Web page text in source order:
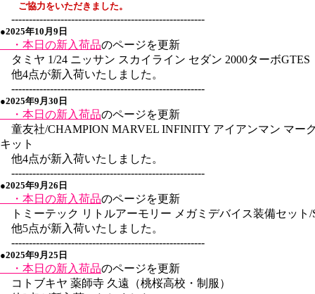
ご協力をいただきました。
-------------------------------------------------------
●2025年10月9日
・本日の新入荷品のページを更新
タミヤ 1/24 ニッサン スカイライン セダン 2000ターボGTES
他4点が新入荷いたしました。
-------------------------------------------------------
●2025年9月30日
・本日の新入荷品のページを更新
童友社/CHAMPION MARVEL INFINITY アイアンマン マー
キット
他4点が新入荷いたしました。
-------------------------------------------------------
●2025年9月26日
・本日の新入荷品のページを更新
トミーテック リトルアーモリー メガミデバイス装備セット/
他5点が新入荷いたしました。
-------------------------------------------------------
●2025年9月25日
・本日の新入荷品のページを更新
コトブキヤ 薬師寺 久遠（桃桜高校・制服）